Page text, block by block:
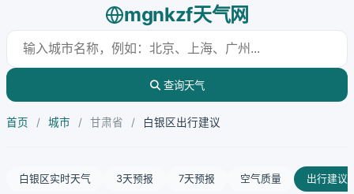
mgnkzf天气网
查询天气
首页 / 城市 / 甘肃省 / 白银区出行建议
白银区实时天气 3天预报 7天预报 空气质量 出行建议